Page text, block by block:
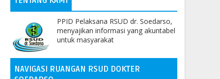
PPID Pelaksana RSUD dr. Soedarso,
menyajikan informasi yang akuntabel
untuk masyarakat
NAVIGASI RUANGAN RSUD DOKTER